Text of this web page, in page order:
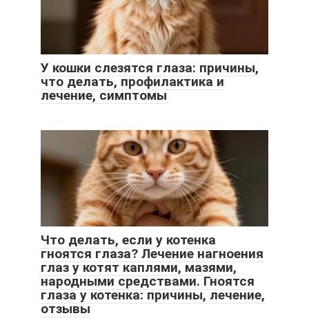
У кошки слезятся глаза: причины,
что делать, профилактика и
лечение, симптомы
Что делать, если у котенка
гноятся глаза? Лечение нагноения
глаз у котят каплями, мазями,
народными средствами. Гноятся
глаза у котенка: причины, лечение,
отзывы